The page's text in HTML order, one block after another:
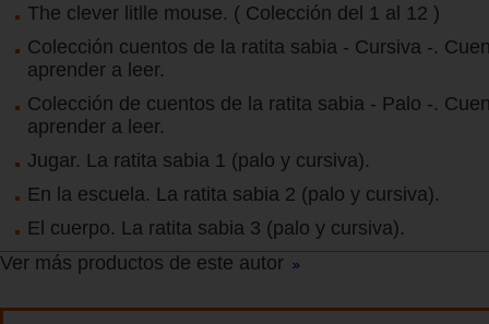
The clever litlle mouse. ( Colección del 1 al 12 )
Colección cuentos de la ratita sabia - Cursiva -.
aprender a leer.
Colección de cuentos de la ratita sabia - Palo -.
aprender a leer.
Jugar. La ratita sabia 1 (palo y cursiva).
En la escuela. La ratita sabia 2 (palo y cursiva).
El cuerpo. La ratita sabia 3 (palo y cursiva).
Ver más productos de este autor